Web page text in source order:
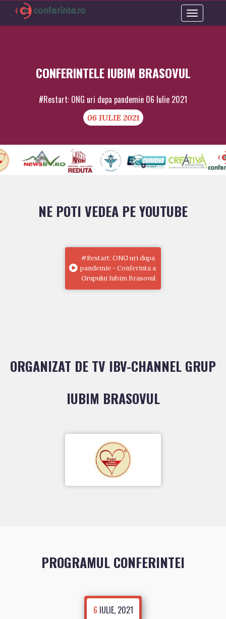
CONFERINTELE IUBIM BRASOVUL
#Restart: ONG uri dupa pandemie 06 Iulie 2021
06 IULIE 2021
NE POTI VEDEA PE YOUTUBE
#Restart: ONG uri dupa
pandemie - Conferinta a
Grupului Iubim Brasovul
ORGANIZAT DE TV IBV-CHANNEL GRUP
IUBIM BRASOVUL
PROGRAMUL CONFERINTEI
6 IULIE, 2021
Toggle
navigation